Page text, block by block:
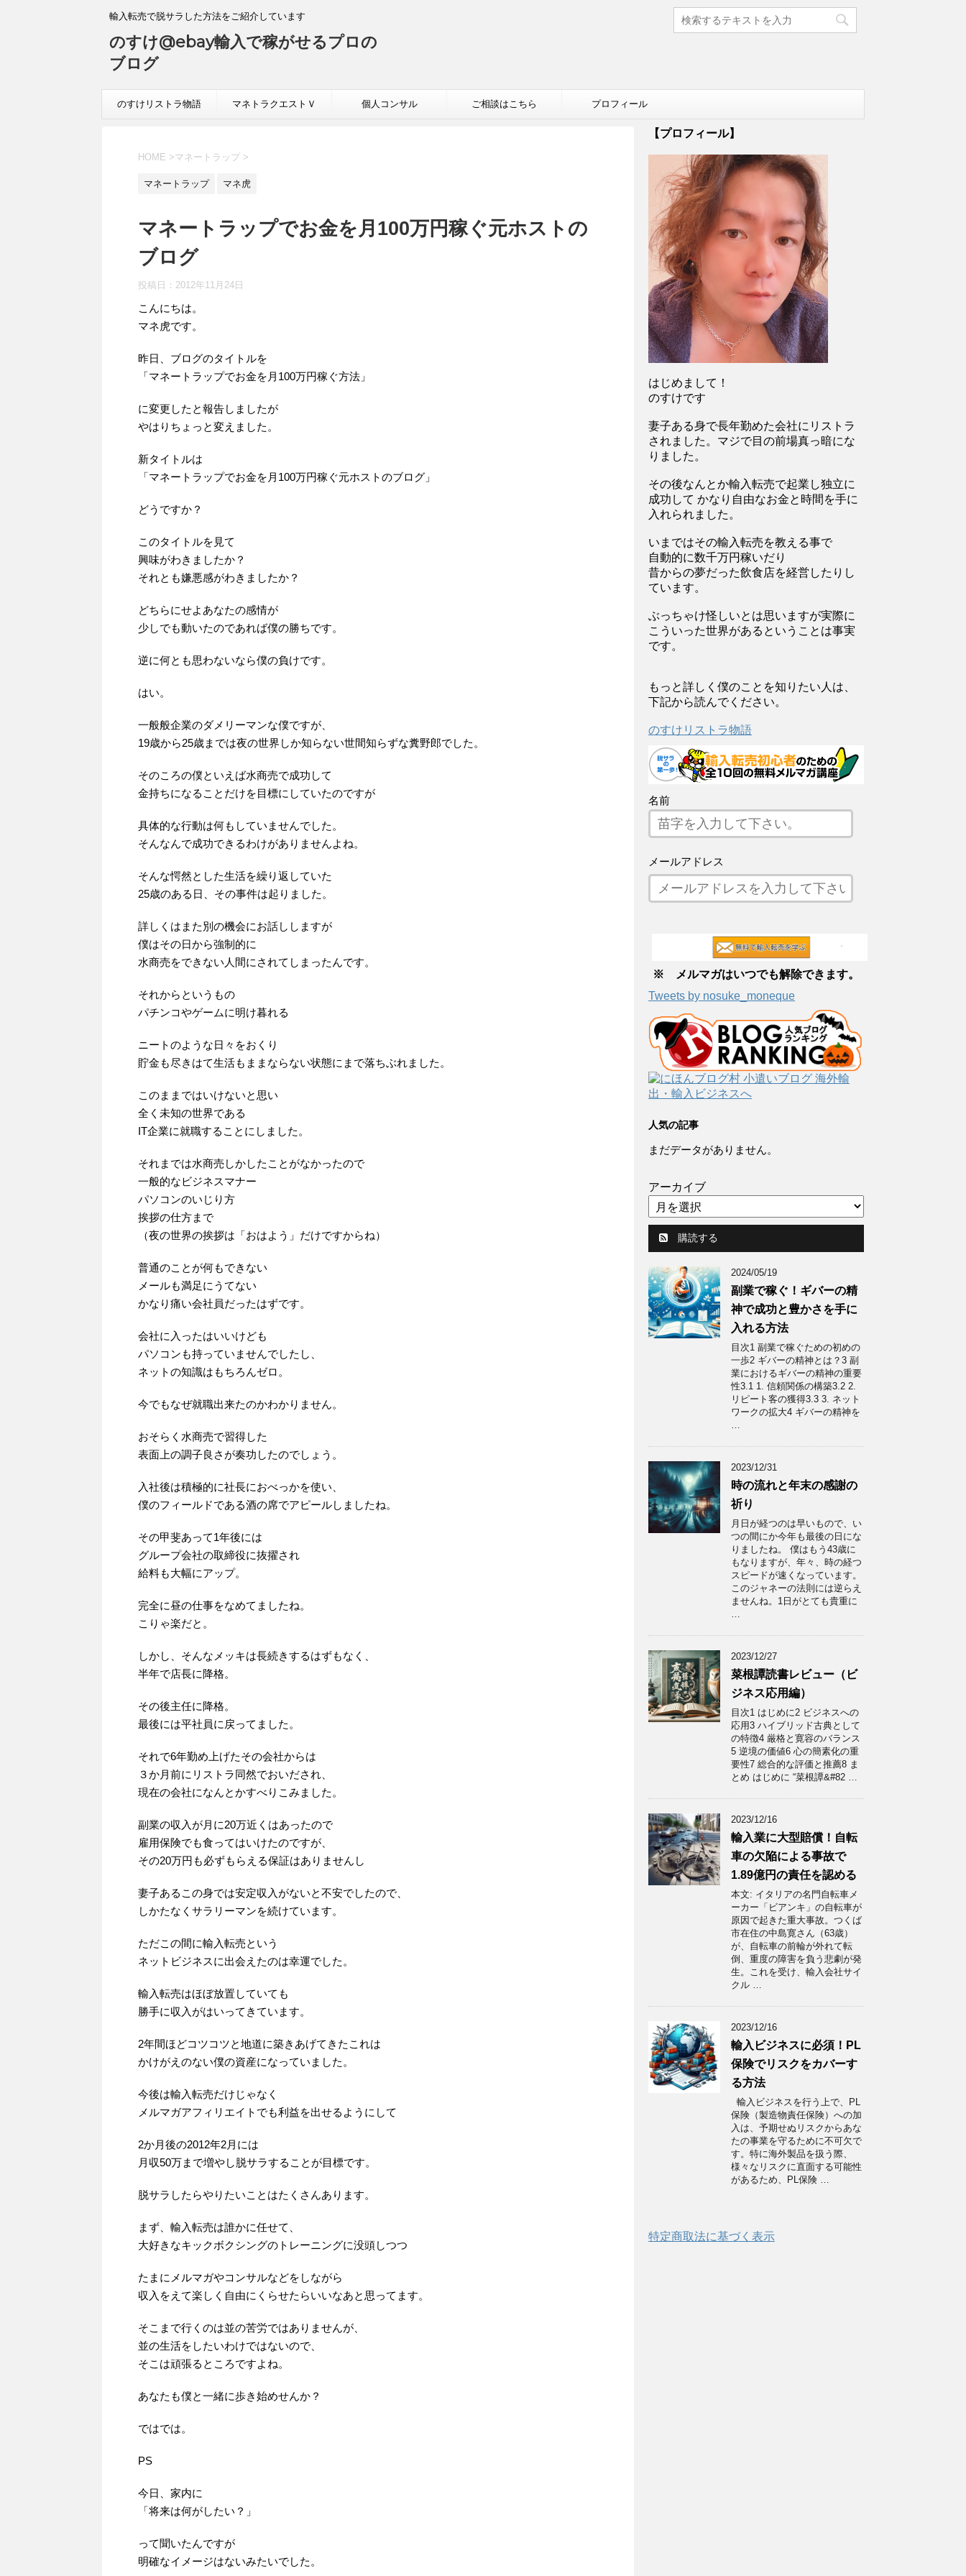
輸入転売で脱サラした方法をご紹介しています
のすけ@ebay輸入で稼がせるプロの
ブログ
のすけリストラ物語 マネトラクエストＶ 個人コンサル ご相談はこちら プロフィール
HOME >マネートラップ >
マネートラップ マネ虎
マネートラップでお金を月100万円稼ぐ元ホストの
ブログ
投稿日： 2012年11月24日
こんにちは。
マネ虎です。
昨日、ブログのタイトルを
「マネートラップでお金を月100万円稼ぐ方法」
に変更したと報告しましたが
やはりちょっと変えました。
新タイトルは
「マネートラップでお金を月100万円稼ぐ元ホストのブログ」
どうですか？
このタイトルを見て
興味がわきましたか？
それとも嫌悪感がわきましたか？
どちらにせよあなたの感情が
少しでも動いたのであれば僕の勝ちです。
逆に何とも思わないなら僕の負けです。
はい。
一般般企業のダメリーマンな僕ですが、
19歳から25歳までは夜の世界しか知らない世間知らずな糞野郎でした。
そのころの僕といえば水商売で成功して
金持ちになることだけを目標にしていたのですが
具体的な行動は何もしていませんでした。
そんなんで成功できるわけがありませんよね。
そんな愕然とした生活を繰り返していた
25歳のある日、その事件は起りました。
詳しくはまた別の機会にお話ししますが
僕はその日から強制的に
水商売をできない人間にされてしまったんです。
それからというもの
パチンコやゲームに明け暮れる
ニートのような日々をおくり
貯金も尽きはて生活もままならない状態にまで落ちぶれました。
このままではいけないと思い
全く未知の世界である
IT企業に就職することにしました。
それまでは水商売しかしたことがなかったので
一般的なビジネスマナー
パソコンのいじり方
挨拶の仕方まで
（夜の世界の挨拶は「おはよう」だけですからね）
普通のことが何もできない
メールも満足にうてない
かなり痛い会社員だったはずです。
会社に入ったはいいけども
パソコンも持っていませんでしたし、
ネットの知識はもちろんゼロ。
今でもなぜ就職出来たのかわかりません。
おそらく水商売で習得した
表面上の調子良さが奏功したのでしょう。
入社後は積極的に社長におべっかを使い、
僕のフィールドである酒の席でアピールしましたね。
その甲斐あって1年後には
グループ会社の取締役に抜擢され
給料も大幅にアップ。
完全に昼の仕事をなめてましたね。
こりゃ楽だと。
しかし、そんなメッキは長続きするはずもなく、
半年で店長に降格。
その後主任に降格。
最後には平社員に戻ってました。
それで6年勤め上げたその会社からは
３か月前にリストラ同然でおいだされ、
現在の会社になんとかすべりこみました。
副業の収入が月に20万近くはあったので
雇用保険でも食ってはいけたのですが、
その20万円も必ずもらえる保証はありませんし
妻子あるこの身では安定収入がないと不安でしたので、
しかたなくサラリーマンを続けています。
ただこの間に輸入転売という
ネットビジネスに出会えたのは幸運でした。
輸入転売はほぼ放置していても
勝手に収入がはいってきています。
2年間ほどコツコツと地道に築きあげてきたこれは
かけがえのない僕の資産になっていました。
今後は輸入転売だけじゃなく
メルマガアフィリエイトでも利益を出せるようにして
2か月後の2012年2月には
月収50万まで増やし脱サラすることが目標です。
脱サラしたらやりたいことはたくさんあります。
まず、輸入転売は誰かに任せて、
大好きなキックボクシングのトレーニングに没頭しつつ
たまにメルマガやコンサルなどをしながら
収入をえて楽しく自由にくらせたらいいなあと思ってます。
そこまで行くのは並の苦労ではありませんが、
並の生活をしたいわけではないので、
そこは頑張るところですよね。
あなたも僕と一緒に歩き始めせんか？
ではでは。
PS
今日、家内に
「将来は何がしたい？」
って聞いたんですが
明確なイメージはないみたいでした。
【プロフィール】
はじめまして！
のすけです
妻子ある身で長年勤めた会社にリストラ
されました。マジで目の前場真っ暗にな
りました。
その後なんとか輸入転売で起業し独立に
成功して かなり自由なお金と時間を手に
入れられました。
いまではその輸入転売を教える事で
自動的に数千万円稼いだり
昔からの夢だった飲食店を経営したりし
ています。
ぶっちゃけ怪しいとは思いますが実際に
こういった世界があるということは事実
です。
もっと詳しく僕のことを知りたい人は、
下記から読んでください。
のすけリストラ物語
名前
メールアドレス
※ メルマガはいつでも解除できます。
Tweets by nosuke_moneque
人気の記事
まだデータがありません。
アーカイブ
購読する
2024/05/19
副業で稼ぐ！ギバーの精
神で成功と豊かさを手に
入れる方法
目次1 副業で稼ぐための初めの
一歩2 ギバーの精神とは？3 副
業におけるギバーの精神の重要
性3.1 1. 信頼関係の構築3.2 2.
リピート客の獲得3.3 3. ネット
ワークの拡大4 ギバーの精神を
2023/12/31
時の流れと年末の感謝の
祈り
月日が経つのは早いもので、い
つの間にか今年も最後の日にな
りましたね。 僕はもう43歳に
もなりますが、年々、時の経つ
スピードが速くなっています。
このジャネーの法則には逆らえ
ませんね。1日がとても貴重に
2023/12/27
菜根譚読書レビュー（ビ
ジネス応用編）
目次1 はじめに2 ビジネスへの
応用3 ハイブリッド古典として
の特徴4 厳格と寛容のバランス
5 逆境の価値6 心の簡素化の重
要性7 総合的な評価と推薦8 ま
とめ はじめに “菜根譚&#82 …
2023/12/16
輸入業に大型賠償！自転
車の欠陥による事故で
1.89億円の責任を認める
本文: イタリアの名門自転車メ
ーカー「ビアンキ」の自転車が
原因で起きた重大事故。つくば
市在住の中島寛さん（63歳）
が、自転車の前輪が外れて転
倒、重度の障害を負う悲劇が発
生。これを受け、輸入会社サイ
クル …
2023/12/16
輸入ビジネスに必須！PL
保険でリスクをカバーす
る方法
輸入ビジネスを行う上で、PL
保険（製造物責任保険）への加
入は、予期せぬリスクからあな
たの事業を守るために不可欠で
す。特に海外製品を扱う際、
様々なリスクに直面する可能性
があるため、PL保険 …
特定商取法に基づく表示